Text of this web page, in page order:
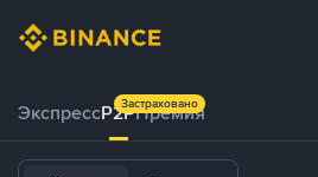
ЭкспрессP2PПремия
Застраховано